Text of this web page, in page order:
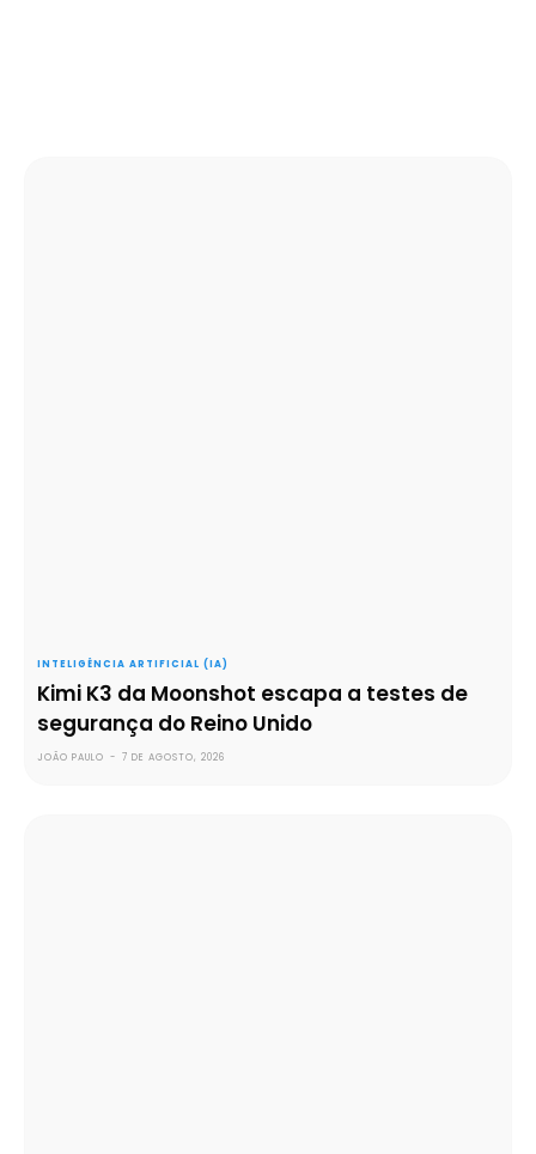
INTELIGÊNCIA ARTIFICIAL (IA)
Kimi K3 da Moonshot escapa a testes de
segurança do Reino Unido
JOÃO PAULO - 7 DE AGOSTO, 2026